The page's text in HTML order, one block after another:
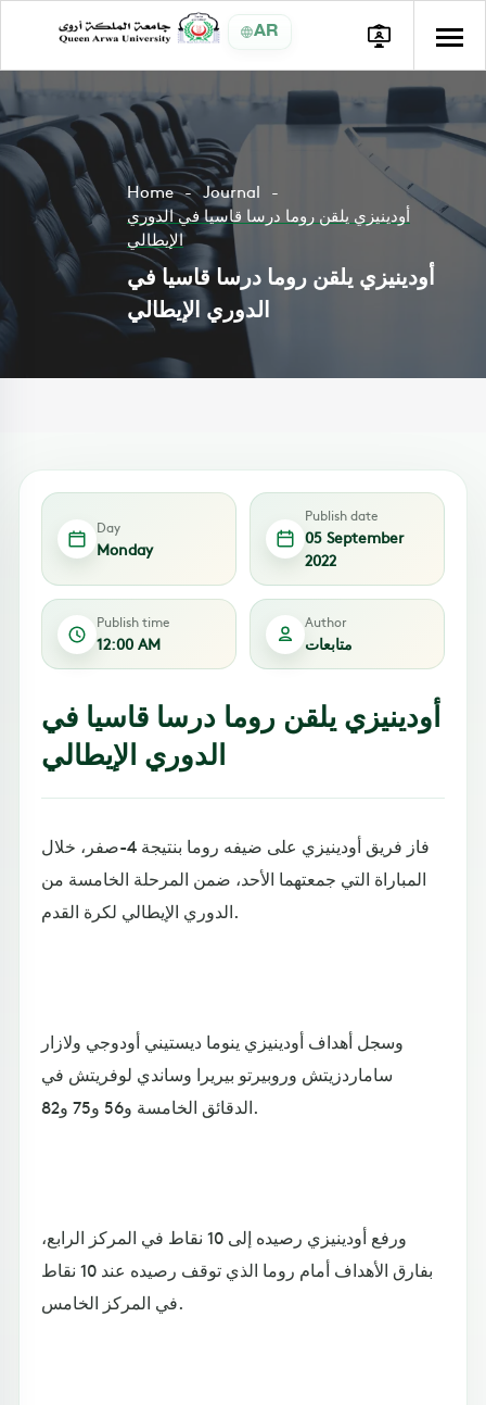
AR
Home
Journal
أودينيزي يلقن روما درسا قاسيا في الدوري
الإيطالي
أودينيزي يلقن روما درسا قاسيا في
الدوري الإيطالي
Day
Monday
Publish date
05 September
2022
Publish time
12:00 AM
Author
متابعات
أودينيزي يلقن روما درسا قاسيا في
الدوري الإيطالي
فاز فريق أودينيزي على ضيفه روما بنتيجة 4-صفر، خلال
المباراة التي جمعتهما الأحد، ضمن المرحلة الخامسة من
الدوري الإيطالي لكرة القدم.
وسجل أهداف أودينيزي ينوما ديستيني أودوجي ولازار
ساماردزيتش وروبيرتو بيريرا وساندي لوفريتش في
الدقائق الخامسة و56 و75 و82.
ورفع أودينيزي رصيده إلى 10 نقاط في المركز الرابع،
بفارق الأهداف أمام روما الذي توقف رصيده عند 10 نقاط
في المركز الخامس.